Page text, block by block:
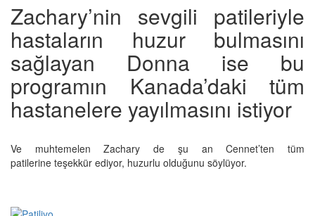
Zachary’nin sevgili patileriyle
hastaların huzur bulmasını
sağlayan Donna ise bu
programın Kanada’daki tüm
hastanelere yayılmasını istiyor
Ve muhtemelen Zachary de şu an Cennet’ten tüm
patilerine teşekkür ediyor, huzurlu olduğunu söylüyor.